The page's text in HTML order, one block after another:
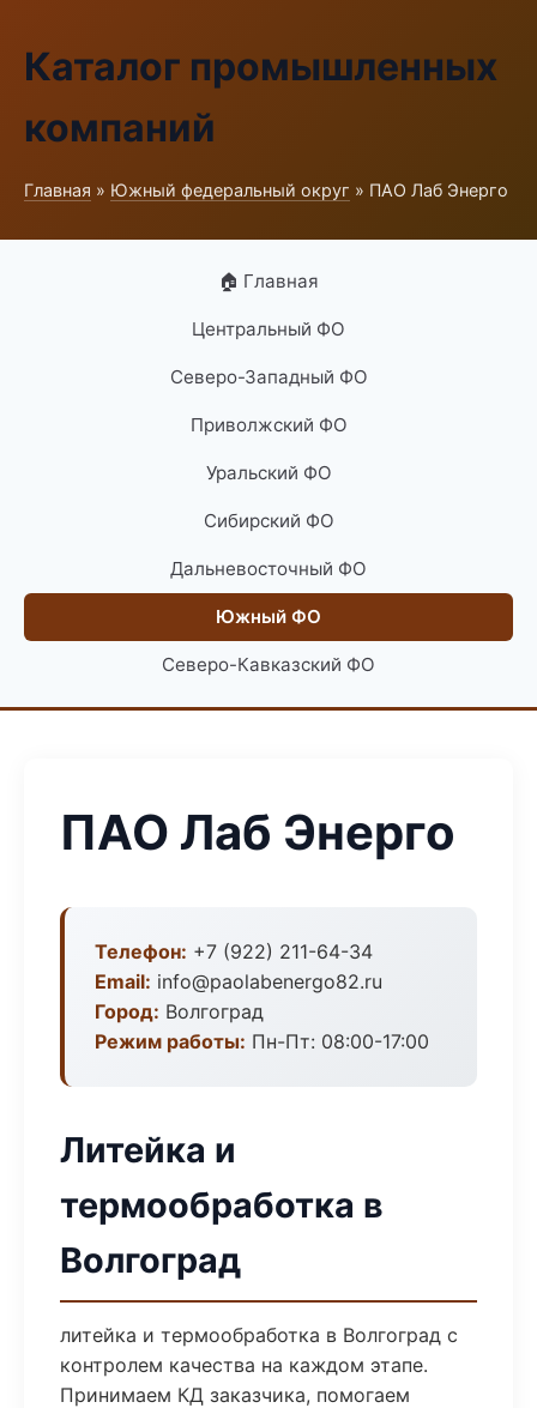
Каталог промышленных
компаний
Главная » Южный федеральный округ » ПАО Лаб Энерго
🏠 Главная
Центральный ФО
Северо-Западный ФО
Приволжский ФО
Уральский ФО
Сибирский ФО
Дальневосточный ФО
Южный ФО
Северо-Кавказский ФО
ПАО Лаб Энерго
Телефон: +7 (922) 211-64-34
Email: info@paolabenergo82.ru
Город: Волгоград
Режим работы: Пн-Пт: 08:00-17:00
Литейка и
термообработка в
Волгоград
литейка и термообработка в Волгоград с
контролем качества на каждом этапе.
Принимаем КД заказчика, помогаем